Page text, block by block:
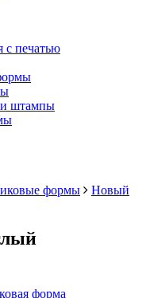
с печатью
и штампы
формы
Новый